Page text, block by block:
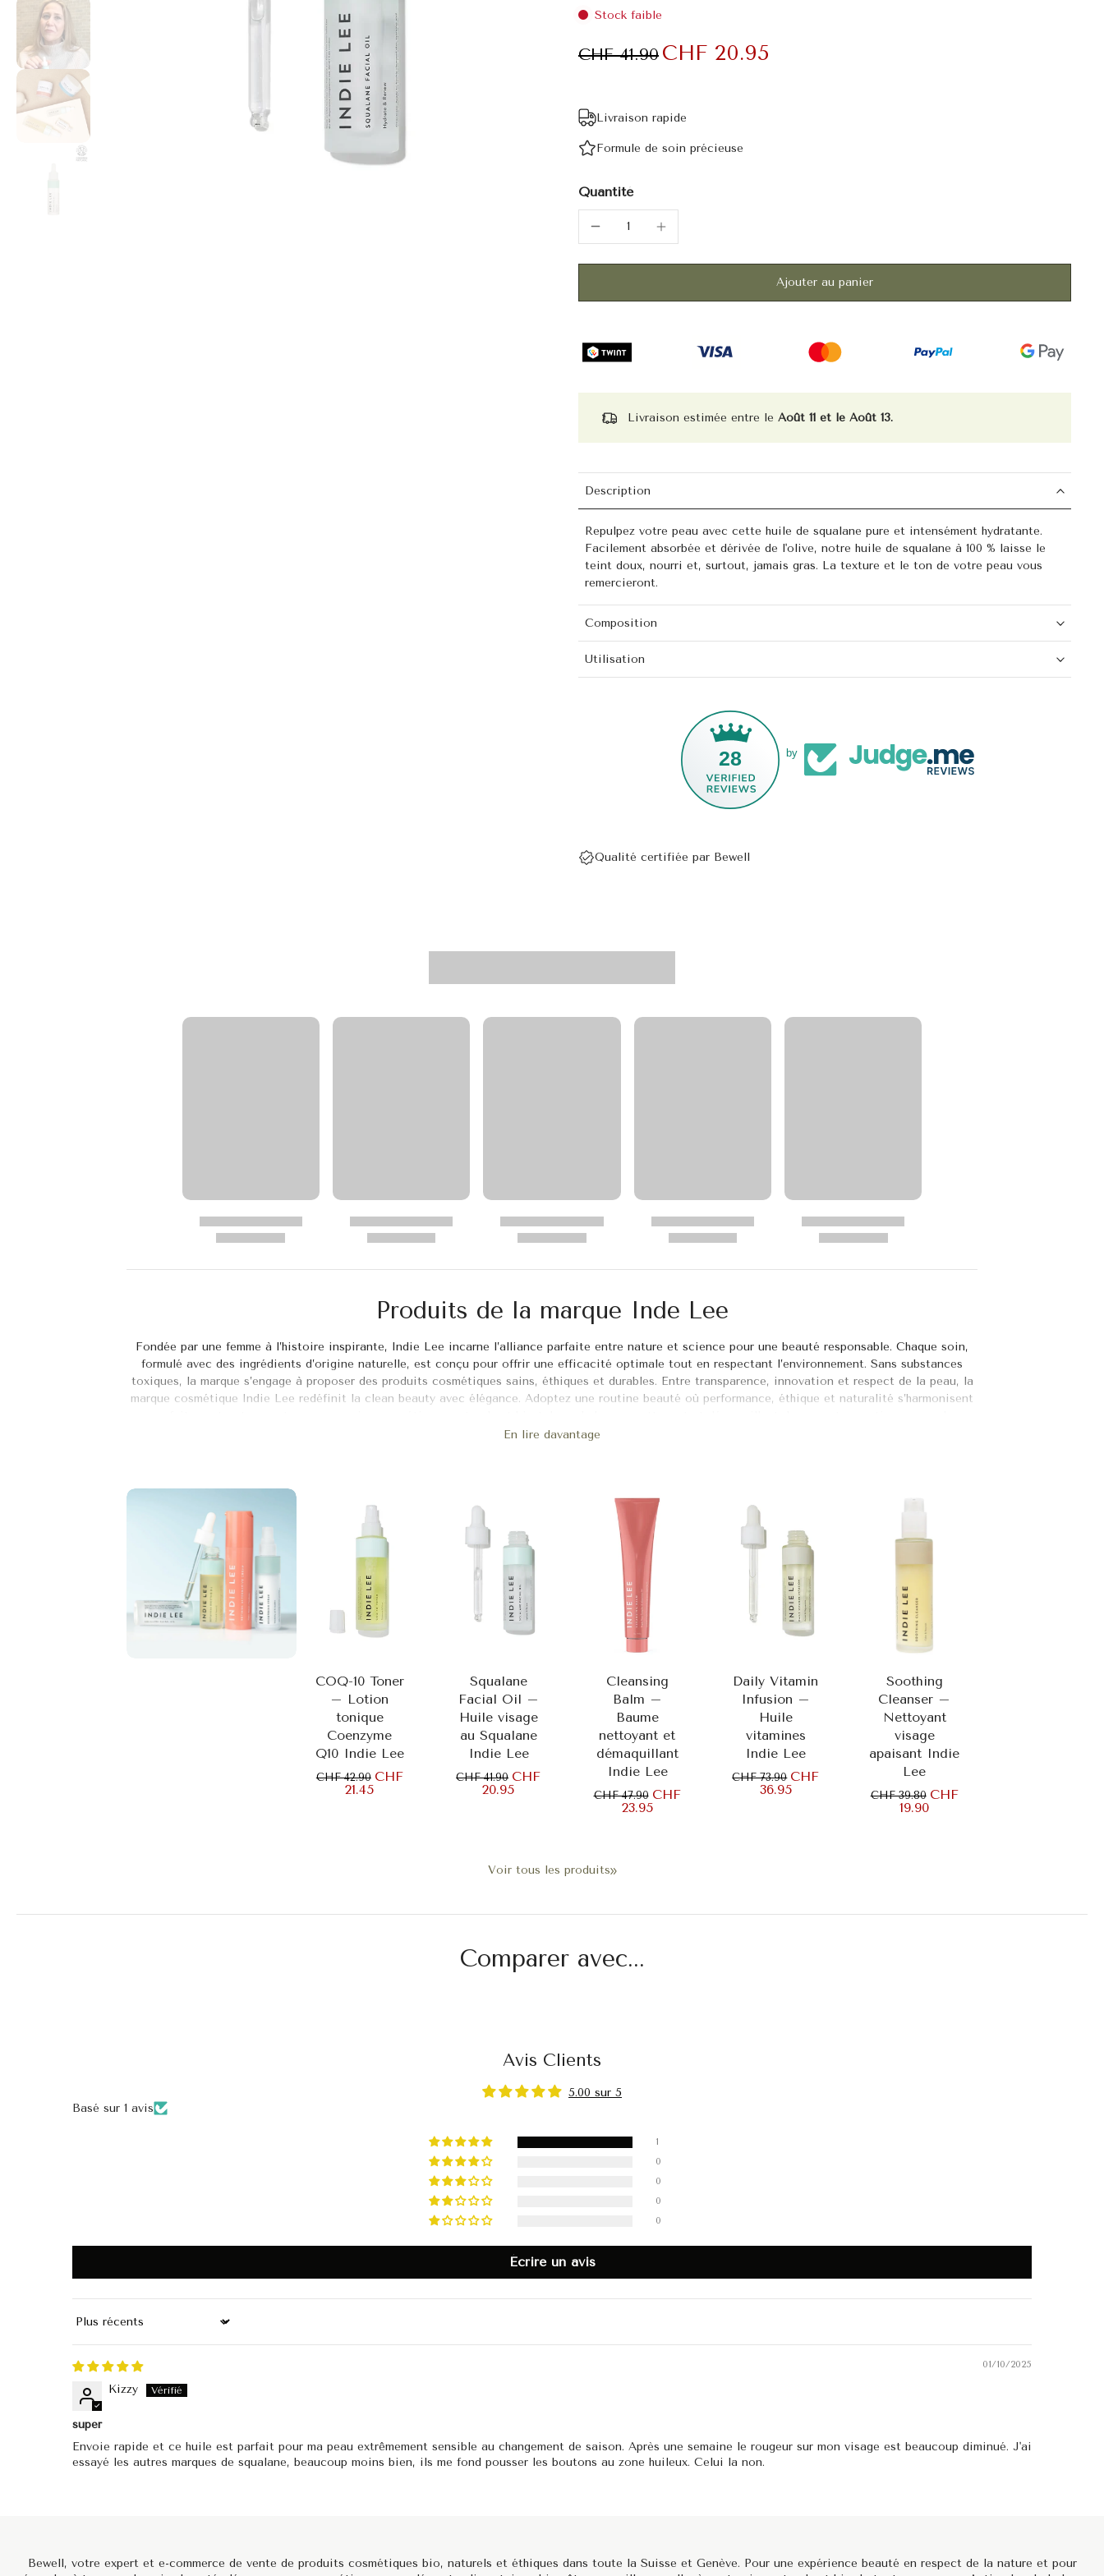
Stock faible
CHF 41.90 CHF 20.95
Livraison rapide
Formule de soin précieuse
Quantité
Ajouter au panier
Livraison estimée entre le Août 11 et le Août 13.
Description
Repulpez votre peau avec cette huile de squalane pure et intensément hydratante.
Facilement absorbée et dérivée de l'olive, notre huile de squalane à 100 % laisse le
teint doux, nourri et, surtout, jamais gras. La texture et le ton de votre peau vous
remercieront.
Composition
Utilisation
28 by
Qualité certifiée par Bewell
Produits de la marque Inde Lee
Fondée par une femme à l’histoire inspirante, Indie Lee incarne l’alliance parfaite entre nature et science pour une beauté responsable. Chaque soin,
formulé avec des ingrédients d’origine naturelle, est conçu pour offrir une efficacité optimale tout en respectant l’environnement. Sans substances
toxiques, la marque s’engage à proposer des produits cosmétiques sains, éthiques et durables. Entre transparence, innovation et respect de la peau, la
marque cosmétique Indie Lee redéfinit la clean beauty avec élégance. Adoptez une routine beauté où performance, éthique et naturalité s’harmonisent
gommage corps, le nettoyant visage, la lotion exfoliante, et plein d'autres produits cosmétiques. Découvrez avec Bewell l’univers chic et green d’Indie
En lire davantage
panier
COQ-10 Toner
– Lotion
tonique
Coenzyme
Q10 Indie Lee
CHF 42.90 CHF
21.45
panier
Squalane
Facial Oil –
Huile visage
au Squalane
Indie Lee
CHF 41.90 CHF
20.95
panier
Cleansing
Balm –
Baume
nettoyant et
démaquillant
Indie Lee
CHF 47.90 CHF
23.95
panier
Daily Vitamin
Infusion –
Huile
vitamines
Indie Lee
CHF 73.90 CHF
36.95
panier
Soothing
Cleanser –
Nettoyant
visage
apaisant Indie
Lee
CHF 39.80 CHF
19.90
Voir tous les produits
Comparer avec...
Avis Clients
5.00 sur 5
Basé sur 1 avis
1
0
0
0
0
Écrire un avis
Sort by
01/10/2025
Kizzy
super
Envoie rapide et ce huile est parfait pour ma peau extrêmement sensible au changement de saison. Après une semaine le rougeur sur mon visage est beaucoup diminué. J'ai
essayé les autres marques de squalane, beaucoup moins bien, ils me fond pousser les boutons au zone huileux. Celui la non.
Bewell, votre expert et e-commerce de vente de produits cosmétiques bio, naturels et éthiques dans toute la Suisse et Genève. Pour une expérience beauté en respect de la nature et pour